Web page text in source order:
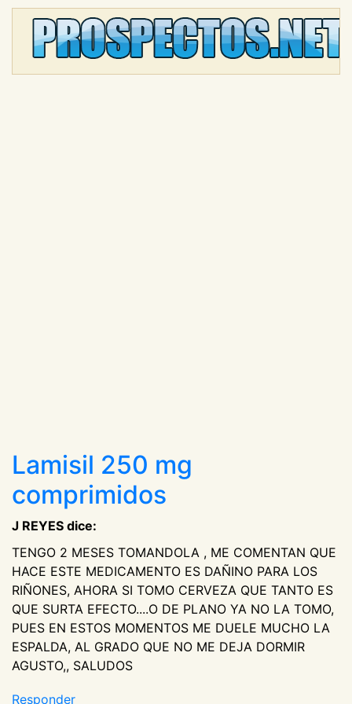
Lamisil 250 mg
comprimidos
J REYES dice:
TENGO 2 MESES TOMANDOLA , ME COMENTAN QUE
HACE ESTE MEDICAMENTO ES DAÑINO PARA LOS
RIÑONES, AHORA SI TOMO CERVEZA QUE TANTO ES
QUE SURTA EFECTO....O DE PLANO YA NO LA TOMO,
PUES EN ESTOS MOMENTOS ME DUELE MUCHO LA
ESPALDA, AL GRADO QUE NO ME DEJA DORMIR
AGUSTO,, SALUDOS
Responder